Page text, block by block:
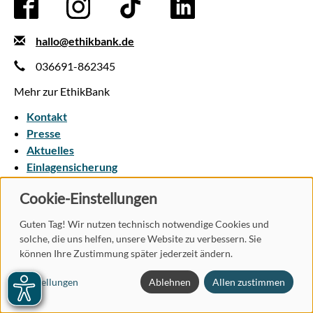
hallo@ethikbank.de
036691-862345
Mehr zur EthikBank
Kontakt
Presse
Aktuelles
Einlagensicherung
AGB Datenschutz Vertrag widerrufen
Barrierefreiheit
Cookie-Einstellungen
Guten Tag! Wir nutzen technisch notwendige Cookies und
solche, die uns helfen, unsere Website zu verbessern. Sie
können Ihre Zustimmung später jederzeit ändern.
Einstellungen Ablehnen Allen zustimmen